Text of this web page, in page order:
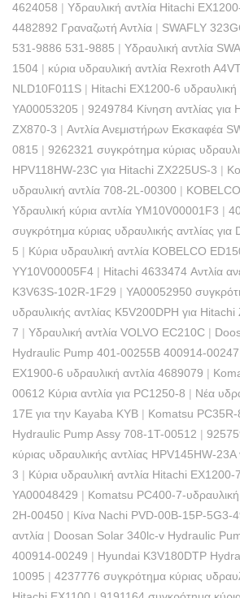
4624058 | Υδραυλική αντλία Hitachi
4482892 Γραναζωτή Αντλία | SWAFLY
531-9886 531-9885 | Υδραυλική αντλία
1504 | κύρια υδραυλική αντλία Rexroth
NLD10F011S | Hitachi EX1200-6 υδραυλική
YA00053205 | 9249784 Κίνηση αντλίας για
ZX870-3 | Αντλία Ανεμιστήρων Εκσκαφέα
0815 | 9262321 συγκρότημα κύριας
HPV118HW-23C για Hitachi ZX225US-3 |
υδραυλική αντλία 708-2L-00300 |
Υδραυλική κύρια αντλία YM10V00001F3 |
συγκρότημα κύριας υδραυλικής αντλίας
5 | Κύρια υδραυλική αντλία KOBELCO
YY10V00005F4 | Hitachi 4633474 Αντλία
K3V63S-102R-1F29 | YA00052950
υδραυλικής αντλίας K5V200DPH για
7 | Υδραυλική αντλία VOLVO EC210C |
Hydraulic Pump 401-00255B 400914-00247
EX1900-6 υδραυλική αντλία 4689079 |
00612 Κύρια αντλία για PC1250-8 | Νέα
17E για την Kayaba KYB | Komatsu
Hydraulic Pump Assy 708-1T-00512 |
κύριας υδραυλικής αντλίας HPV145HW-
3 | Κύρια υδραυλική αντλία Hitachi EX1200-
YA00048429 | Komatsu PC400-7-υδραυλική
2Н-00450 | Κίνα Nachi PVD-00B-15P-5G3-
αντλία | Doosan Solar 340lc-v Hydraulic
400914-00249 | Hyundai K3V180DTP
10095 | 4237776 συγκρότημα κύριας